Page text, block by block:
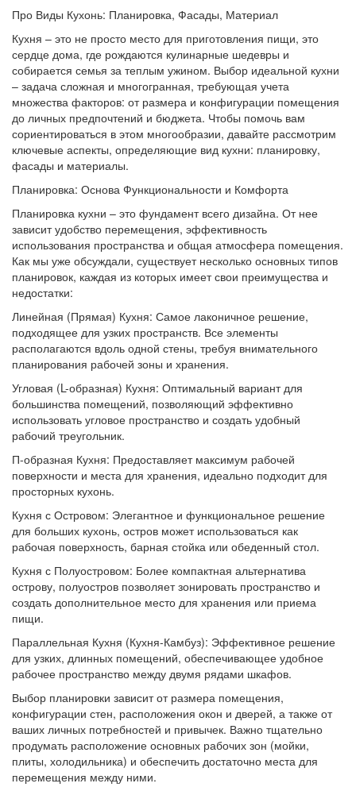
Про Виды Кухонь: Планировка, Фасады, Материал
Кухня – это не просто место для приготовления пищи, это
сердце дома, где рождаются кулинарные шедевры и
собирается семья за теплым ужином. Выбор идеальной кухни
– задача сложная и многогранная, требующая учета
множества факторов: от размера и конфигурации помещения
до личных предпочтений и бюджета. Чтобы помочь вам
сориентироваться в этом многообразии, давайте рассмотрим
ключевые аспекты, определяющие вид кухни: планировку,
фасады и материалы.
Планировка: Основа Функциональности и Комфорта
Планировка кухни – это фундамент всего дизайна. От нее
зависит удобство перемещения, эффективность
использования пространства и общая атмосфера помещения.
Как мы уже обсуждали, существует несколько основных типов
планировок, каждая из которых имеет свои преимущества и
недостатки:
Линейная (Прямая) Кухня: Самое лаконичное решение,
подходящее для узких пространств. Все элементы
располагаются вдоль одной стены, требуя внимательного
планирования рабочей зоны и хранения.
Угловая (L-образная) Кухня: Оптимальный вариант для
большинства помещений, позволяющий эффективно
использовать угловое пространство и создать удобный
рабочий треугольник.
П-образная Кухня: Предоставляет максимум рабочей
поверхности и места для хранения, идеально подходит для
просторных кухонь.
Кухня с Островом: Элегантное и функциональное решение
для больших кухонь, остров может использоваться как
рабочая поверхность, барная стойка или обеденный стол.
Кухня с Полуостровом: Более компактная альтернатива
острову, полуостров позволяет зонировать пространство и
создать дополнительное место для хранения или приема
пищи.
Параллельная Кухня (Кухня-Камбуз): Эффективное решение
для узких, длинных помещений, обеспечивающее удобное
рабочее пространство между двумя рядами шкафов.
Выбор планировки зависит от размера помещения,
конфигурации стен, расположения окон и дверей, а также от
ваших личных потребностей и привычек. Важно тщательно
продумать расположение основных рабочих зон (мойки,
плиты, холодильника) и обеспечить достаточно места для
перемещения между ними.